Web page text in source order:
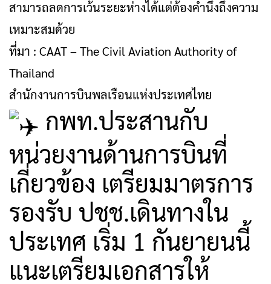
สามารถลดการเว้นระยะห่างได้แต่ต้องคำนึงถึงความ
เหมาะสมด้วย
ที่มา : CAAT – The Civil Aviation Authority of
Thailand
สำนักงานการบินพลเรือนแห่งประเทศไทย
กพท.ประสานกับ
หน่วยงานด้านการบินที่
เกี่ยวข้อง เตรียมมาตรการ
รองรับ ปชช.เดินทางใน
ประเทศ ​เริ่ม 1 กันยายนนี้
แนะเตรียมเอกสารให้